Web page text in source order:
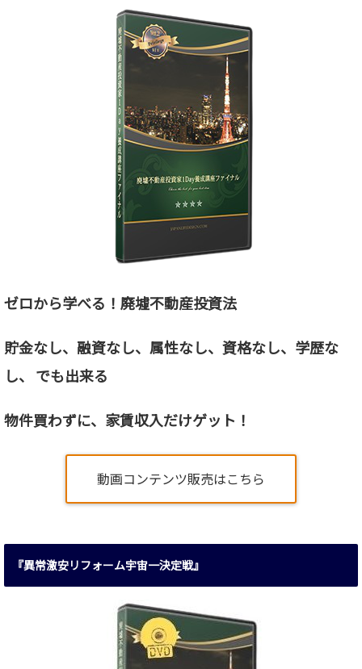
ゼロから学べる！廃墟不動産投資法
貯金なし、融資なし、属性なし、資格なし、 学歴な
し、 でも出来る
物件買わずに、家賃収入だけゲット！
動画コンテンツ販売はこちら
『異常激安リフォーム宇宙一決定戦』